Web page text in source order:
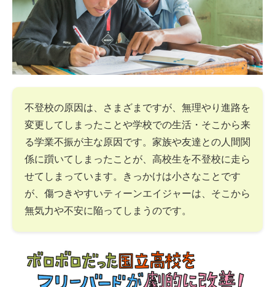
不登校の原因は、さまざまですが、無理やり進路を
変更してしまったことや学校での生活・そこから来
る学業不振が主な原因です。家族や友達との人間関
係に躓いてしまったことが、高校生を不登校に走ら
せてしまっています。きっかけは小さなことです
が、傷つきやすいティーンエイジャーは、そこから
無気力や不安に陥ってしまうのです。